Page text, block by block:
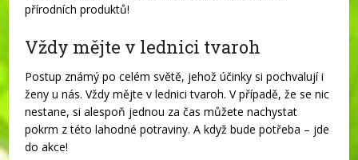
přírodních produktů!
Vždy mějte v lednici tvaroh
Postup známý po celém světě, jehož účinky si pochvalují i
ženy u nás. Vždy mějte v lednici tvaroh. V případě, že se nic
nestane, si alespoň jednou za čas můžete nachystat
pokrm z této lahodné potraviny. A když bude potřeba – jde
do akce!